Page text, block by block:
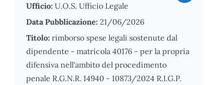
Ufficio: U.O.S. Ufficio Legale
Data Pubblicazione: 21/06/2026
Titolo: rimborso spese legali sostenute dal
dipendente - matricola 40176 - per la propria
difensiva nell'ambito del procedimento
penale R.G.N.R. 14940 - 10873/2024 R.I.G.P.